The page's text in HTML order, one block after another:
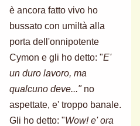
è ancora fatto vivo ho
bussato con umiltà alla
porta dell'onnipotente
Cymon e gli ho detto: "E'
un duro lavoro, ma
qualcuno deve..."no
aspettate, e' troppo banale.
Gli ho detto: "Wow! e' ora